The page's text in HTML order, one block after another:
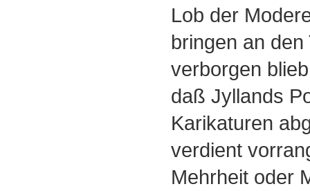
Lob der
bringen an
verborgen
daß Jyllands
Karikaturen
verdient
Mehrheit oder